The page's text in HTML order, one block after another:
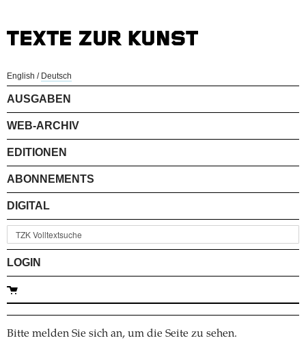
English / Deutsch
AUSGABEN
WEB-ARCHIV
EDITIONEN
ABONNEMENTS
DIGITAL
LOGIN
Bitte melden Sie sich an, um die Seite zu sehen.